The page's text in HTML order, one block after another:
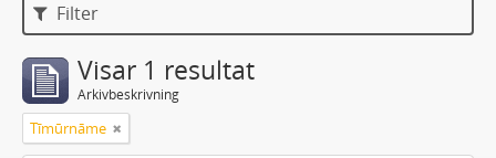
Filter
Visar 1 resultat
Arkivbeskrivning
Tīmūrnāme